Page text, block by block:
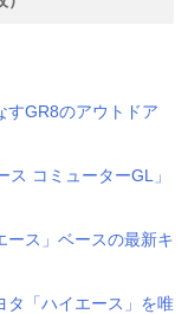
すGR8のアウトドア
コミューターGL」
ース」ベースの最新キ
タ「ハイエース」を唯